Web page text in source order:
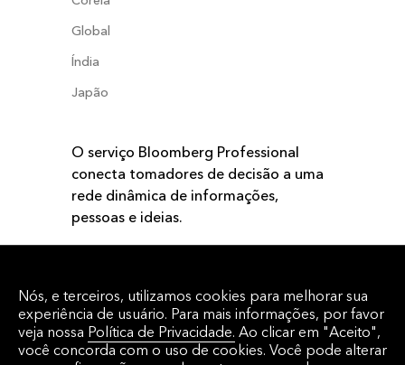
Global
Índia
Japão
O serviço Bloomberg Professional
conecta tomadores de decisão a uma
rede dinâmica de informações,
pessoas e ideias.
Nós, e terceiros, utilizamos cookies para melhorar sua
experiência de usuário. Para mais informações, por favor
veja nossa Política de Privacidade. Ao clicar em "Aceito",
você concorda com o uso de cookies. Você pode alterar